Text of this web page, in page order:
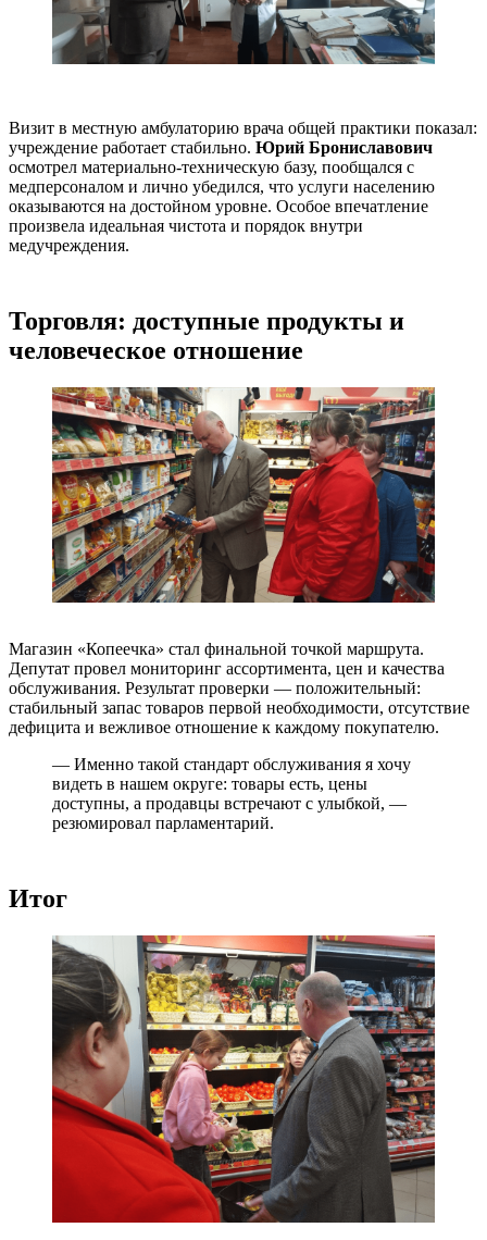
Визит в местную амбулаторию врача общей практики показал:
учреждение работает стабильно. Юрий Брониславович
осмотрел материально-техническую базу, пообщался с
медперсоналом и лично убедился, что услуги населению
оказываются на достойном уровне. Особое впечатление
произвела идеальная чистота и порядок внутри
медучреждения.
Торговля: доступные продукты и
человеческое отношение
Магазин «Копеечка» стал финальной точкой маршрута.
Депутат провел мониторинг ассортимента, цен и качества
обслуживания. Результат проверки — положительный:
стабильный запас товаров первой необходимости, отсутствие
дефицита и вежливое отношение к каждому покупателю.
— Именно такой стандарт обслуживания я хочу
видеть в нашем округе: товары есть, цены
доступны, а продавцы встречают с улыбкой, —
резюмировал парламентарий.
Итог